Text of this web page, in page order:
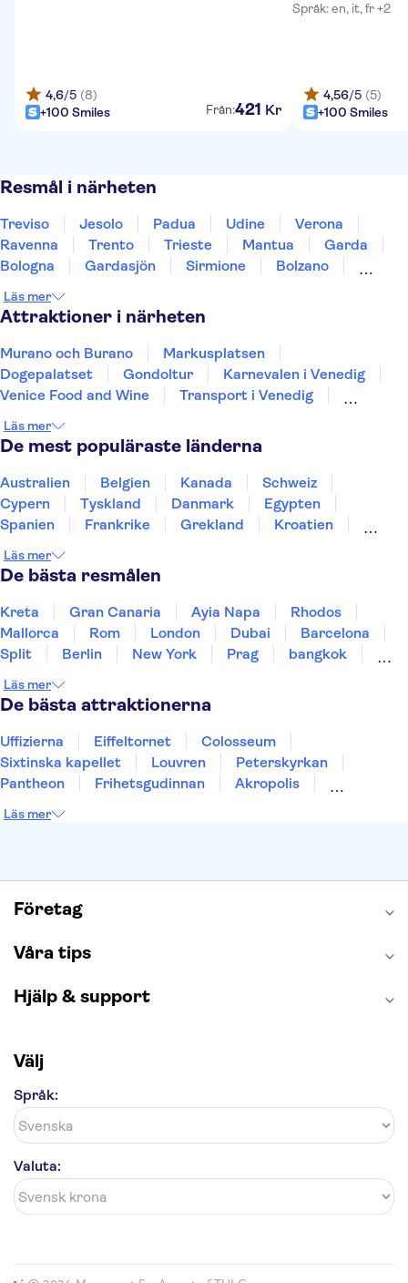
4,6/5 (8)
+100 Smiles
Från:421 Kr
Språk: en, it, fr +2
4,56/5 (5)
+100 Smiles
Resmål i närheten
Treviso Jesolo Padua Udine
Verona
Ravenna
Trento Trieste Mantua
Garda
Bologna
Gardasjön Sirmione
Bolzano
Läs mer
Attraktioner i närheten
Murano och Burano
Markusplatsen
Dogepalatset
Gondoltur
Karnevalen i Venedig
Venice Food and Wine
Transport i Venedig
Colosseum
Forum Romanum
Vatikanmuseerna
Peterskyrkan
Läs mer
De mest populäraste länderna
Australien Belgien Kanada
Schweiz
Cypern
Tyskland Danmark
Egypten
Spanien
Frankrike Grekland
Kroatien
Sverige
Thailand
Läs mer
De bästa resmålen
Kreta Gran Canaria Ayia Napa
Rhodos
Mallorca
Rom London Dubai
Barcelona
Split
Berlin New York Prag
bangkok
Uppsala
Helsingborg
Läs mer
De bästa attraktionerna
Uffizierna Eiffeltornet
Colosseum
Sixtinska kapellet
Louvren
Peterskyrkan
Pantheon
Frihetsgudinnan
Akropolis
Burj Khalifa
Läs mer
Företag
Våra tips
Hjälp & support
Välj
Språk:
Valuta: